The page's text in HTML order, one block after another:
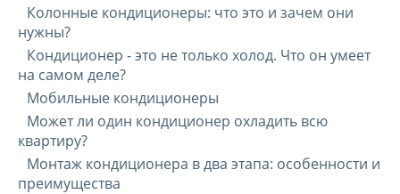
Колонные кондиционеры: что это и зачем они
нужны?
Кондиционер - это не только холод. Что он умеет
на самом деле?
Мобильные кондиционеры
Может ли один кондиционер охладить всю
квартиру?
Монтаж кондиционера в два этапа: особенности и
преимущества